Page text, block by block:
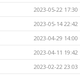
2023-05-22 17:30
2023-05-14 22:42
2023-04-29 14:00
2023-04-11 19:42
2023-02-22 23:03